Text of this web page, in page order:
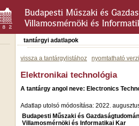
tantárgyi adatlapok
vissza a tantárgylistához nyomtatható
Elektronikai technológia
A tantárgy angol neve: Electronics
Adatlap utolsó módosítása: 2022.
Budapesti Műszaki és
Villamosmérnöki és Informatikai Kar